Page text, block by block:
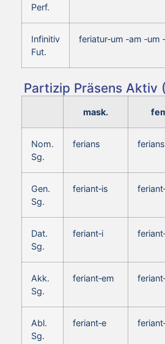
Perf.
Infinitiv
Fut.
feriatur‑um ‑am ‑um
Partizip Präsens Aktiv
mask.
Nom.
Sg.
ferians ferians
Gen.
Sg.
feriant‑is
Dat.
Sg.
feriant‑i
Akk.
Sg.
feriant‑em
Abl.
Sg.
feriant‑e